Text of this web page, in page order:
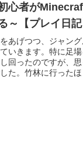
初心者が
～【プレイ日記
あげつつ、ジャン
いきます。特に足
回ったのですが、
た。竹林に行ったほ